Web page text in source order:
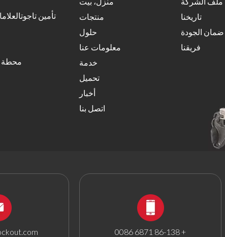
تأمين
محطة
منتجات
حلول
معلومات عنا
خدمة
تحميل
أخبار
اتصل بنا
تاريخنا
ضمان الجودة
فريقنا
+ 86-138 6871 0086